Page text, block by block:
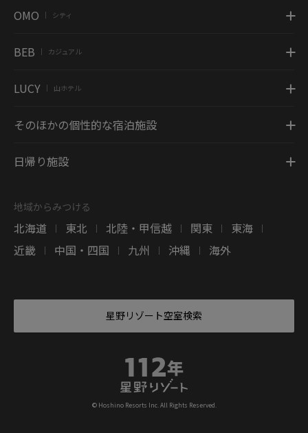
OMO シティ
BEB カジュアル
LUCY 山ホテル
そのほかの個性的な宿泊施設
日帰り施設
地域からみつける
北海道 | 東北 | 北陸・甲信越 | 関東 | 東海 |
近畿 | 中国・四国 | 九州 | 沖縄 | 海外
星野リゾート空室検索
© Hoshino Resorts Inc. All Rights Reserved.